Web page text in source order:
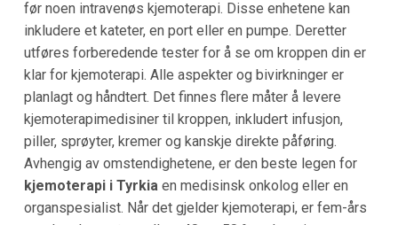
før noen intravenøs kjemoterapi. Disse enhetene kan
inkludere et kateter, en port eller en pumpe. Deretter
utføres forberedende tester for å se om kroppen din er
klar for kjemoterapi. Alle aspekter og bivirkninger er
planlagt og håndtert. Det finnes flere måter å levere
kjemoterapimedisiner til kroppen, inkludert infusjon,
piller, sprøyter, kremer og kanskje direkte påføring.
Avhengig av omstendighetene, er den beste legen for
kjemoterapi i Tyrkiaen medisinsk onkolog eller en
organspesialist. Når det gjelder kjemoterapi, er fem-års